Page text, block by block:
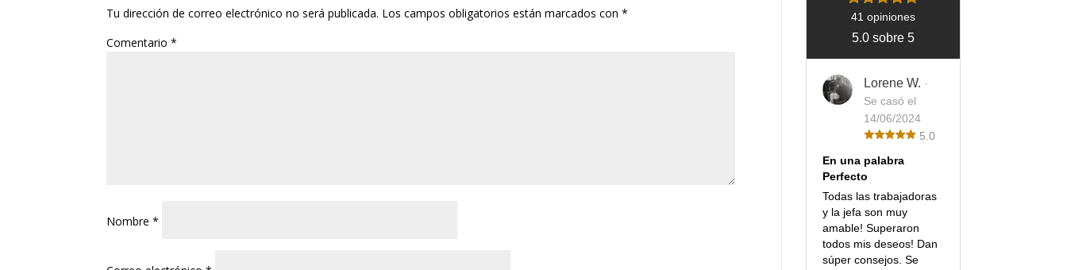
Tu dirección de correo electrónico no será publicada. Los campos obligatorios están marcados con*
Comentario*
Nombre*
41 opiniones
5.0 sobre 5
Lorene W. ·
Se casó el
14/06/2024
5.0
En una palabra
Perfecto
Todas las trabajadoras
y la jefa son muy
amable! Superaron
todos mis deseos! Dan
súper consejos. Se